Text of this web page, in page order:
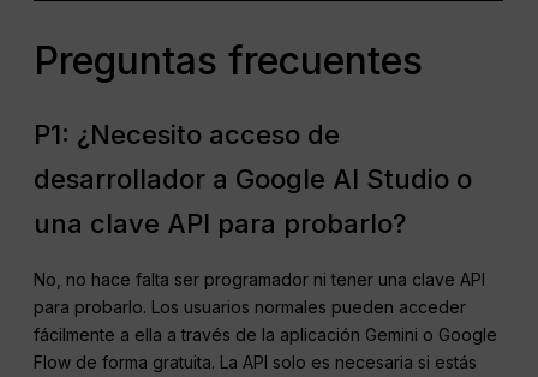
Preguntas frecuentes
P1: ¿Necesito acceso de
desarrollador a Google AI Studio o
una clave API para probarlo?
No, no hace falta ser programador ni tener una clave API
para probarlo. Los usuarios normales pueden acceder
fácilmente a ella a través de la aplicación Gemini o Google
Flow de forma gratuita. La API solo es necesaria si estás